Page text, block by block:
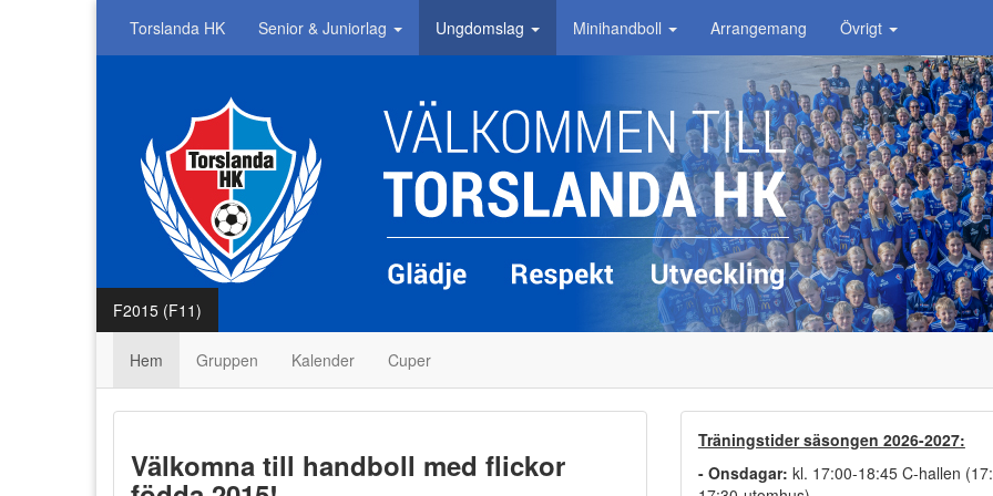
Torslanda HK Senior & Juniorlag Ungdomslag Minihandboll Arrangemang Övrigt
F2015 (F11)
Hem Gruppen Kalender Cuper
Välkomna till handboll med flickor
Träningstider säsongen 2026-2027:
- Onsdagar: kl. 17:00-18:45 C-hallen